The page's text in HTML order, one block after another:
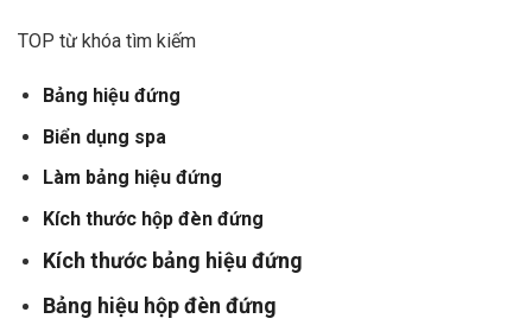
TOP từ khóa tìm kiếm
Bảng hiệu đứng
Biển dụng spa
Làm bảng hiệu đứng
Kích thước hộp đèn đứng
Kích thước bảng hiệu đứng
Bảng hiệu hộp đèn đứng